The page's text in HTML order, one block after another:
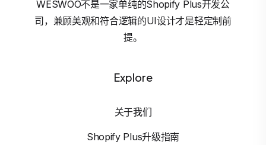
WESWOO不是一家单纯的Shopify Plus开发公
司，兼顾美观和符合逻辑的UI设计才是轻定制前
提。
Explore
关于我们
Shopify Plus升级指南